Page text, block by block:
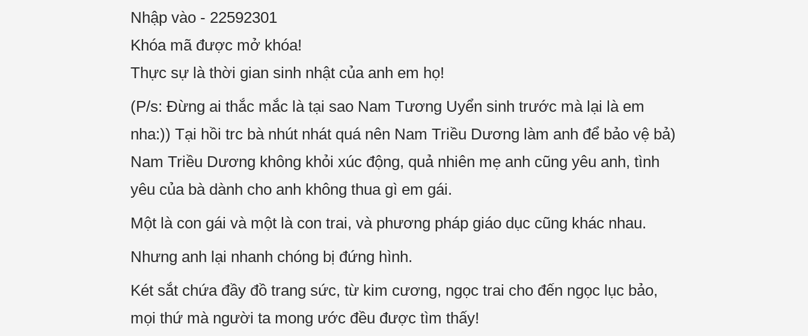
Nhập vào - 22592301
Khóa mã được mở khóa!
Thực sự là thời gian sinh nhật của anh em họ!
(P/s: Đừng ai thắc mắc là tại sao Nam Tương Uyển sinh trước mà lại là em
nha:)) Tại hồi trc bà nhút nhát quá nên Nam Triều Dương làm anh để bảo vệ bả)
Nam Triều Dương không khỏi xúc động, quả nhiên mẹ anh cũng yêu anh, tình
yêu của bà dành cho anh không thua gì em gái.
Một là con gái và một là con trai, và phương pháp giáo dục cũng khác nhau.
Nhưng anh lại nhanh chóng bị đứng hình.
Két sắt chứa đầy đồ trang sức, từ kim cương, ngọc trai cho đến ngọc lục bảo,
mọi thứ mà người ta mong ước đều được tìm thấy!